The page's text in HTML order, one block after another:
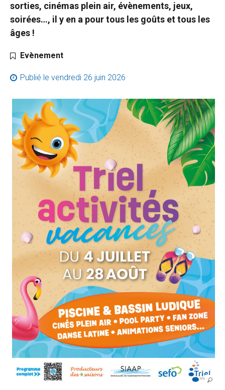
sorties, cinémas plein air, évènements, jeux,
soirées…, il y en a pour tous les goûts et tous les
âges !
Catégorie :
Evènement
Publié le vendredi 26 juin 2026